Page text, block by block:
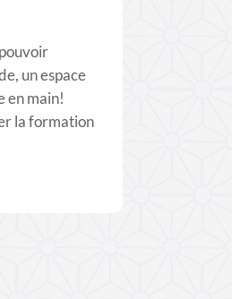
un espace
en main!
la formation